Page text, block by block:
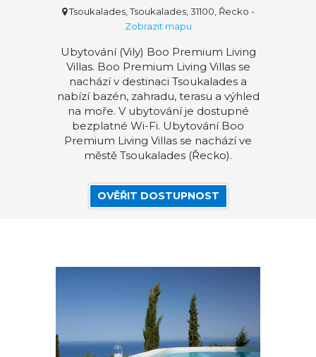
Tsoukalades, Tsoukalades, 31100, Řecko -
Zobrazit mapu
Ubytování (Vily) Boo Premium Living
Villas. Boo Premium Living Villas se
nachází v destinaci Tsoukalades a
nabízí bazén, zahradu, terasu a výhled
na moře. V ubytování je dostupné
bezplatné Wi-Fi. Ubytování Boo
Premium Living Villas se nachází ve
městě Tsoukalades (Řecko).
OVĚŘIT DOSTUPNOST